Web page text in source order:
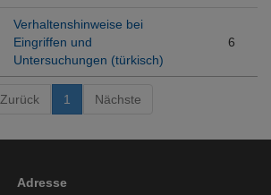
Verhaltenshinweise bei
Eingriffen und
Untersuchungen (türkisch)
6
Zurück 1 Nächste
Adresse